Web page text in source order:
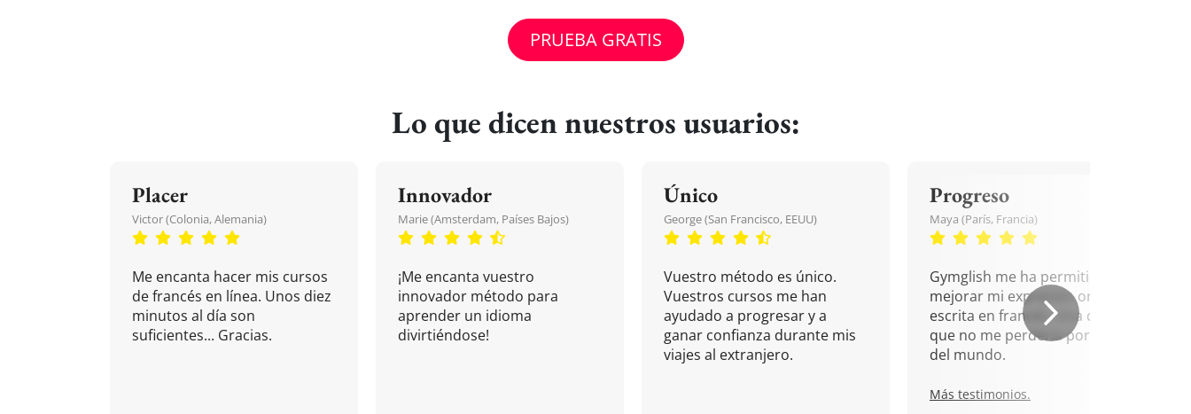
PRUEBA GRATIS
Lo que dicen nuestros usuarios:
Placer
Victor (Colonia, Alemania)
Me encanta hacer mis cursos
de francés en línea. Unos diez
minutos al día son
suficientes... Gracias.
Innovador
Marie (Amsterdam, Países Bajos)
¡Me encanta vuestro
innovador método para
aprender un idioma
divirtiéndose!
Único
George (San Francisco, EEUU)
Vuestro método es único.
Vuestros cursos me han
ayudado a progresar y a
ganar confianza durante mis
viajes al extranjero.
Progreso
Maya (París, Francia)
Gymglish me ha permitido
mejorar mi expresión oral y
escrita en francés. Una cita
que no me perdería por nada
del mundo.
Más testimonios.